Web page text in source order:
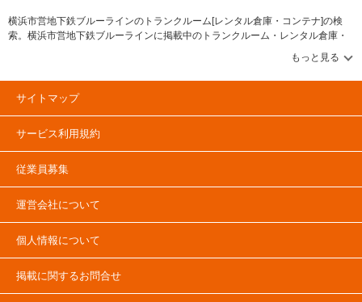
横浜市営地下鉄ブルーラインのトランクルーム[レンタル倉庫・コンテナ]の検
索。横浜市営地下鉄ブルーラインに掲載中のトランクルーム・レンタル倉庫・
レンタルコンテナなどの収納スペースを、借りたい地域から探して、広さ・料
金[賃料]・セキュリティ・空調完備・24時間出し入れ可能などの希望条件で絞込
み！豊富な物件数から様々な方法でご希望の収納スペースを簡単に探せるトラ
ンクルーム情報サイトです。横浜市営地下鉄ブルーラインで気になるトランク
サイトマップ
サービス利用規約
従業員募集
運営会社について
個人情報について
掲載に関するお問合せ